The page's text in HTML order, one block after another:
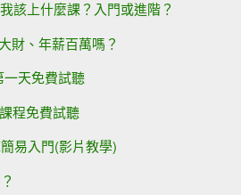
該上什麼課？入門或進階？
財、年薪百萬嗎？
一天免費試聽
程免費試聽
易入門(影片教學)